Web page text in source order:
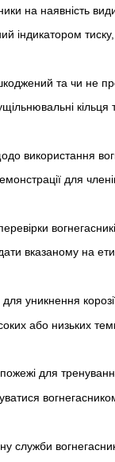
на наявність
індикатором
та чи не
використання
для
вказаному на
уникнення
або низьких
для